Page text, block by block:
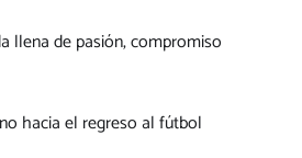
llena de pasión, compromiso
hacia el regreso al fútbol